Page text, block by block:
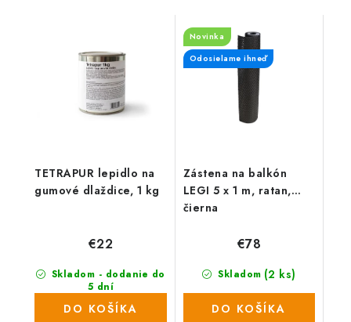
TETRAPUR lepidlo na
gumové dlaždice, 1 kg
Skladom - dodanie do
5 dní
(32 ks)
€22
DO KOŠÍKA
Zástena na balkón
LEGI 5 x 1 m, ratan,
čierna
Novinka
Odosielame ihneď
Skladom (2 ks)
€78
DO KOŠÍKA